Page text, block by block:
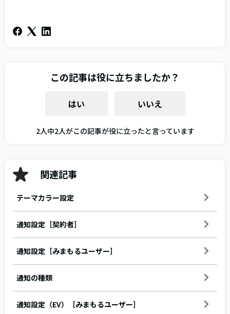
この記事は役に立ちましたか？
はい いいえ
2人中2人がこの記事が役に立ったと言っています
関連記事
テーマカラー設定
通知設定［契約者］
通知設定［みまもるユーザー］
通知の種類
通知設定（EV）［みまもるユーザー］